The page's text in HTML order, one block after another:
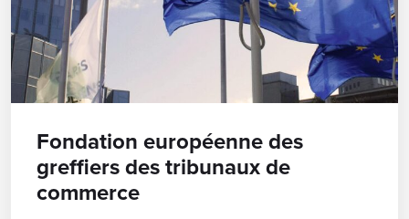
Fondation européenne des
greffiers des tribunaux de
commerce